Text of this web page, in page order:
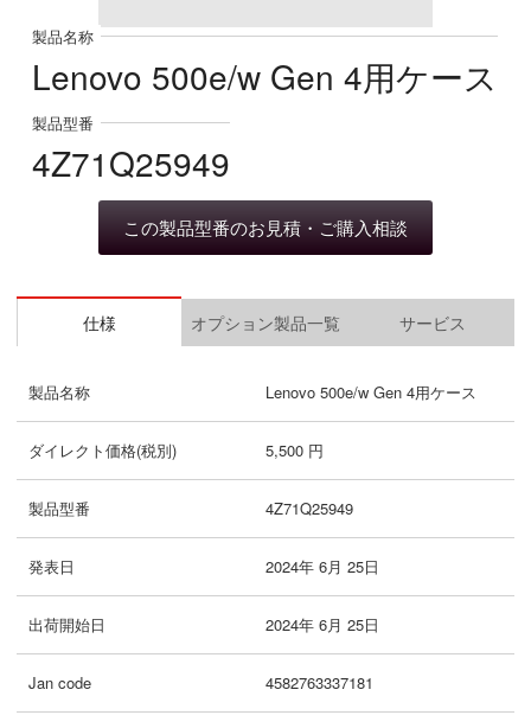
製品名称
Lenovo 500e/w Gen 4用ケース
製品型番
4Z71Q25949
この製品型番のお見積・ご購入相談
仕様 オプション製品一覧 サービス
製品名称 Lenovo 500e/w Gen 4用ケース
ダイレクト価格(税別) 5,500 円
製品型番 4Z71Q25949
発表日 2024年 6月 25日
出荷開始日 2024年 6月 25日
Jan code 4582763337181